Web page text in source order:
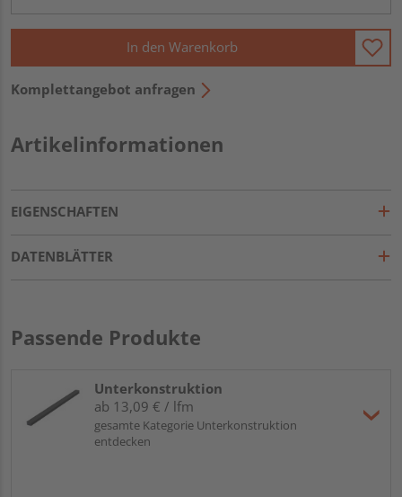
In den Warenkorb
Komplettangebot anfragen
Artikelinformationen
EIGENSCHAFTEN
DATENBLÄTTER
Passende Produkte
Unterkonstruktion
ab 13,09 € / lfm
gesamte Kategorie Unterkonstruktion
entdecken